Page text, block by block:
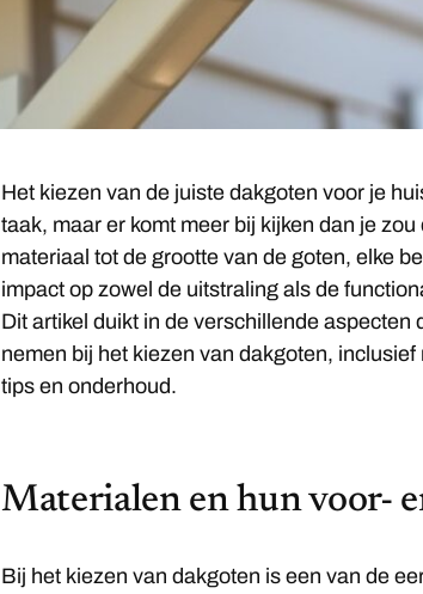
Het kiezen van de juiste dakgoten voor je
taak, maar er komt meer bij kijken dan je
materiaal tot de grootte van de goten, elke
impact op zowel de uitstraling als de
Dit artikel duikt in de verschillende aspecten
nemen bij het kiezen van dakgoten,
tips en onderhoud.
Materialen en hun voor-
Bij het kiezen van dakgoten is een van de